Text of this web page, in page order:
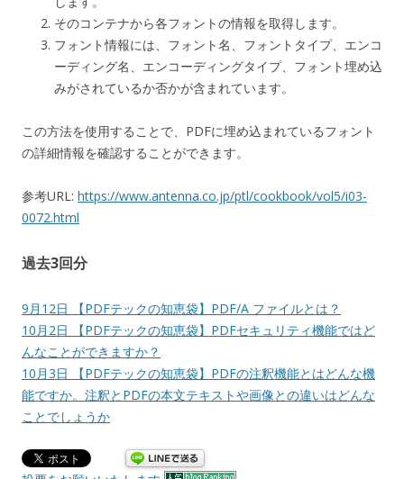
そのコンテナから各フォントの情報を取得します。
フォント情報には、フォント名、フォントタイプ、エンコ
ーディング名、エンコーディングタイプ、フォント埋め込
みがされているか否かが含まれています。
この方法を使用することで、PDFに埋め込まれているフォント
の詳細情報を確認することができます。
参考URL: https://www.antenna.co.jp/ptl/cookbook/vol5/i03-
0072.html
過去3回分
9月12日 【PDFテックの知恵袋】PDF/A ファイルとは？
10月2日 【PDFテックの知恵袋】PDFセキュリティ機能ではど
んなことができますか？
10月3日 【PDFテックの知恵袋】PDFの注釈機能とはどんな機
能ですか。注釈とPDFの本文テキストや画像との違いはどんな
ことでしょうか